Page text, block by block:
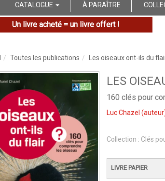
CATALOGUE À PARAÎTRE
Un livre acheté = un livre offert !
Toutes les publications Les oiseaux ont-ils du
LES
160 clés pour
Luc Chazel
Collection : Clés
LIVRE PAPIER